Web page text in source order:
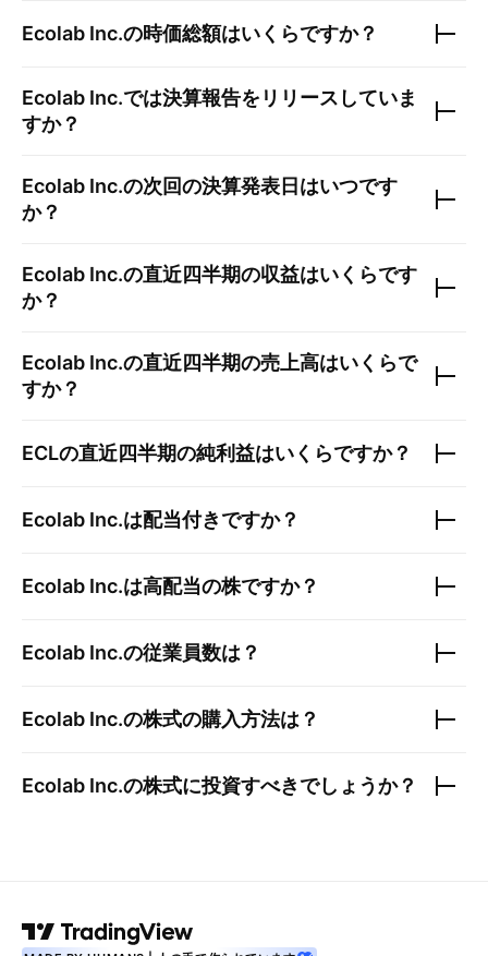
Ecolab Inc.の時価総額はいくらですか？
Ecolab Inc.では決算報告をリリースしていま
すか？
Ecolab Inc.の次回の決算発表日はいつです
か？
Ecolab Inc.の直近四半期の収益はいくらです
か？
Ecolab Inc.の直近四半期の売上高はいくらで
すか？
ECLの直近四半期の純利益はいくらですか？
Ecolab Inc.は配当付きですか？
Ecolab Inc.は高配当の株ですか？
Ecolab Inc.の従業員数は？
Ecolab Inc.の株式の購入方法は？
Ecolab Inc.の株式に投資すべきでしょうか？